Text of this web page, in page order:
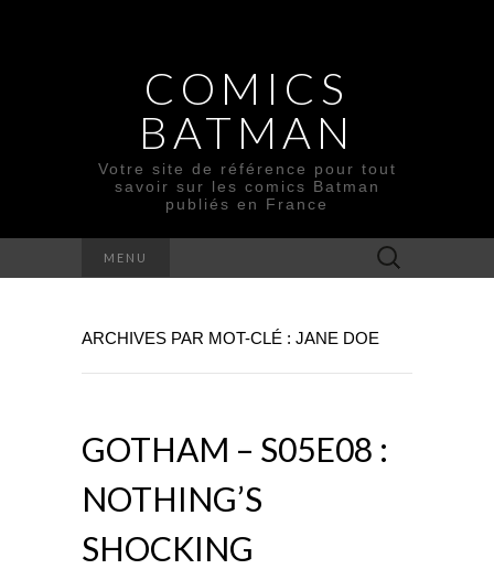
COMICS
BATMAN
Votre site de référence pour tout
savoir sur les comics Batman
publiés en France
MENU Rechercher :
ARCHIVES PAR MOT-CLÉ : JANE DOE
GOTHAM – S05E08 :
NOTHING’S
SHOCKING